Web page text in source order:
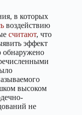
в которых
воздействию
считают, что
эффект
обнаружено
высоком
не